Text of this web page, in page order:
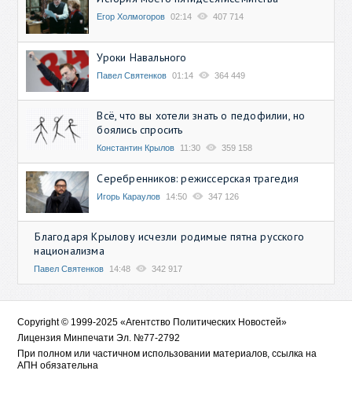
Егор Холмогоров 02:14 407 714
Уроки Навального
Павел Святенков 01:14 364 449
Всё, что вы хотели знать о педофилии, но
боялись спросить
Константин Крылов 11:30 359 158
Серебренников: режиссерская трагедия
Игорь Караулов 14:50 347 126
Благодаря Крылову исчезли родимые пятна русского
национализма
Павел Святенков 14:48 342 917
Copyright © 1999-2025 «Агентство Политических Новостей»
Лицензия Минпечати Эл. №77-2792
При полном или частичном использовании материалов, ссылка на
АПН обязательна